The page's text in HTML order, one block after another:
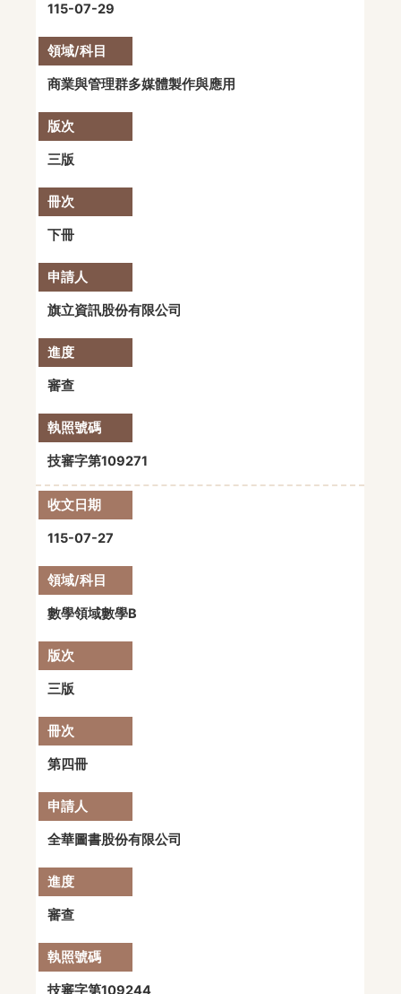
115-07-29
商業與管理群多媒體製作與應用
三版
下冊
旗立資訊股份有限公司
審查
技審字第109271
115-07-27
數學領域數學B
三版
第四冊
全華圖書股份有限公司
審查
技審字第109244